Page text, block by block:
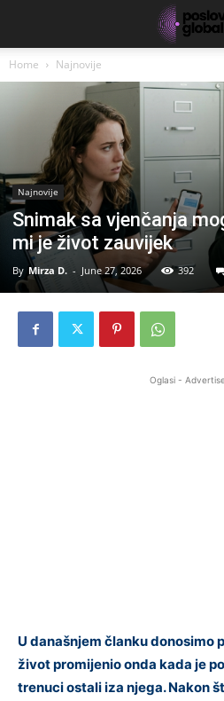
Home Najnovije
Najnovije
Snimak sa vjenčanja
mi je život zauvijek
By Mirza D. - June 27, 2026 392
Oglasi -
U današnjem članku donosimo
život promijenio onda kada je
trenuci ostali iza njega. Nakon